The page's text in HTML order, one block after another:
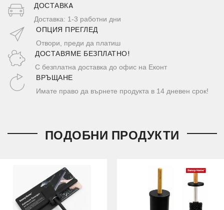
ДОСТАВКA
Доставка: 1-3 работни дни
ОПЦИЯ ПРЕГЛЕД
Отвори, преди да платиш
ДОСТАВЯМЕ БЕЗПЛАТНО!
С безплатна доставка до офис на Еконт
ВРЪЩАНЕ
Имате право да върнете продукта в 14 дневен срок!
ПОДОБНИ ПРОДУКТИ